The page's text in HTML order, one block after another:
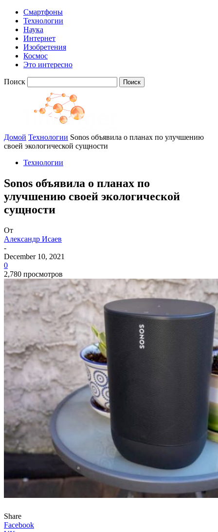
Смартфоны
Технологии
Наука
Интернет
Изобретения
Космос
Это интересно
Поиск
Домой Технологии Sonos объявила о планах по улучшению
своей экологической сущности
Технологии
Sonos объявила о планах по
улучшению своей экологической
сущности
От
Александр Исаев
-
December 10, 2021
0
2,780 просмотров
Share
Facebook